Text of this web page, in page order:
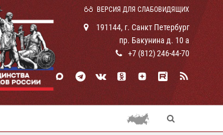
ВЕРСИЯ ДЛЯ СЛАБОВИДЯЩИХ
191144, г. Санкт Петербург
пр. Бакунина д. 10 а
+7 (812) 246-44-70